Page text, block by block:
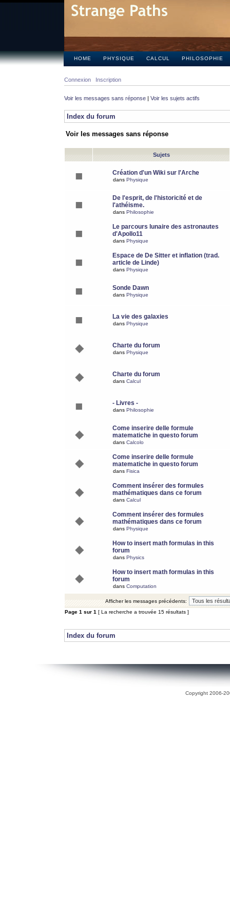
HOME PHYSIQUE CALCUL PHILOSOPHIE
Connexion Inscription
Voir les messages sans réponse | Voir les sujets actifs
Index du forum
Voir les messages sans réponse
Sujets
Création d'un Wiki sur l'Arche
dans Physique
De l'esprit, de l'historicité et de
l'athéisme.
dans Philosophie
Le parcours lunaire des astronautes
d'Apollo11
dans Physique
Espace de De Sitter et inflation (trad.
article de Linde)
dans Physique
Sonde Dawn
dans Physique
La vie des galaxies
dans Physique
Charte du forum
dans Physique
Charte du forum
dans Calcul
- Livres -
dans Philosophie
Come inserire delle formule
matematiche in questo forum
dans Calcolo
Come inserire delle formule
matematiche in questo forum
dans Fisica
Comment insérer des formules
mathématiques dans ce forum
dans Calcul
Comment insérer des formules
mathématiques dans ce forum
dans Physique
How to insert math formulas in this
forum
dans Physics
How to insert math formulas in this
forum
dans Computation
Afficher les messages précédents:
Page 1 sur 1 [ La recherche a trouvée 15 résultats ]
Index du forum
Copyright 2006-